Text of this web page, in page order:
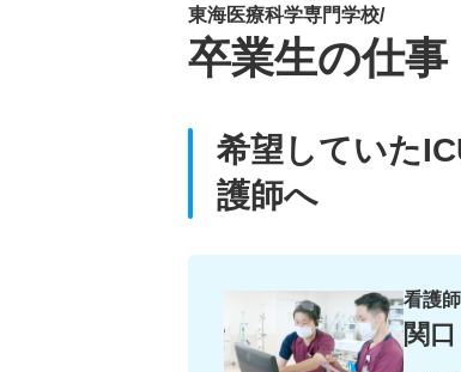
東海医療科学専門学校/
卒業生の仕事
希望していた
護師へ
看護師
関